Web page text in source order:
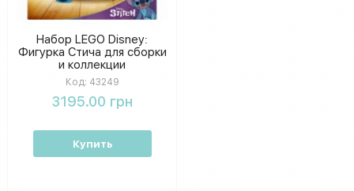
Набор LEGO Disney:
Фигурка Стича для сборки
и коллекции
Код: 43249
3195.00 грн
Купить